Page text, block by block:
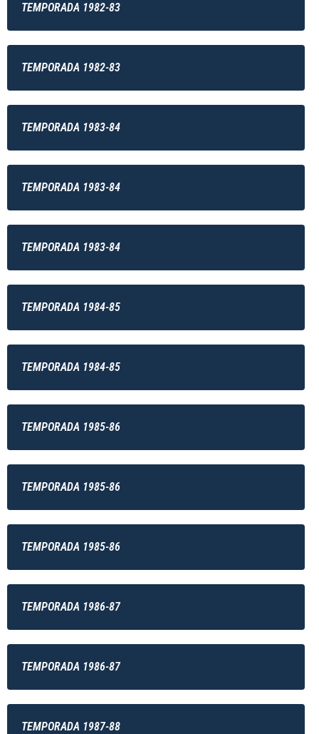
TEMPORADA 1982-83
TEMPORADA 1982-83
TEMPORADA 1983-84
TEMPORADA 1983-84
TEMPORADA 1983-84
TEMPORADA 1984-85
TEMPORADA 1984-85
TEMPORADA 1985-86
TEMPORADA 1985-86
TEMPORADA 1985-86
TEMPORADA 1986-87
TEMPORADA 1986-87
TEMPORADA 1987-88